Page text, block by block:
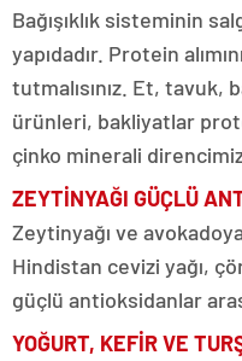
Bağışıklık sisteminin
yapıdadır. Protein
tutmalısınız. Et, tavuk,
ürünleri, bakliyatlar
çinko minerali
ZEYTİNYAĞI GÜÇLÜ
Zeytinyağı ve
Hindistan cevizi yağı,
güçlü antioksidanlar
YOĞURT, KEFİR VE